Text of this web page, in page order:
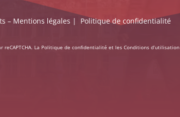
– Mentions légales | Politique de confidentialité
La Politique de confidentialité et lesConditions d’utilisation